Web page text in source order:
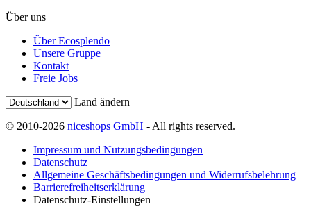
Über uns
Über Ecosplendo
Unsere Gruppe
Kontakt
Freie Jobs
Land ändern
© 2010-2026 niceshops GmbH - All rights reserved.
Impressum und Nutzungsbedingungen
Datenschutz
Allgemeine Geschäftsbedingungen und Widerrufsbelehrung
Barrierefreiheitserklärung
Datenschutz-Einstellungen